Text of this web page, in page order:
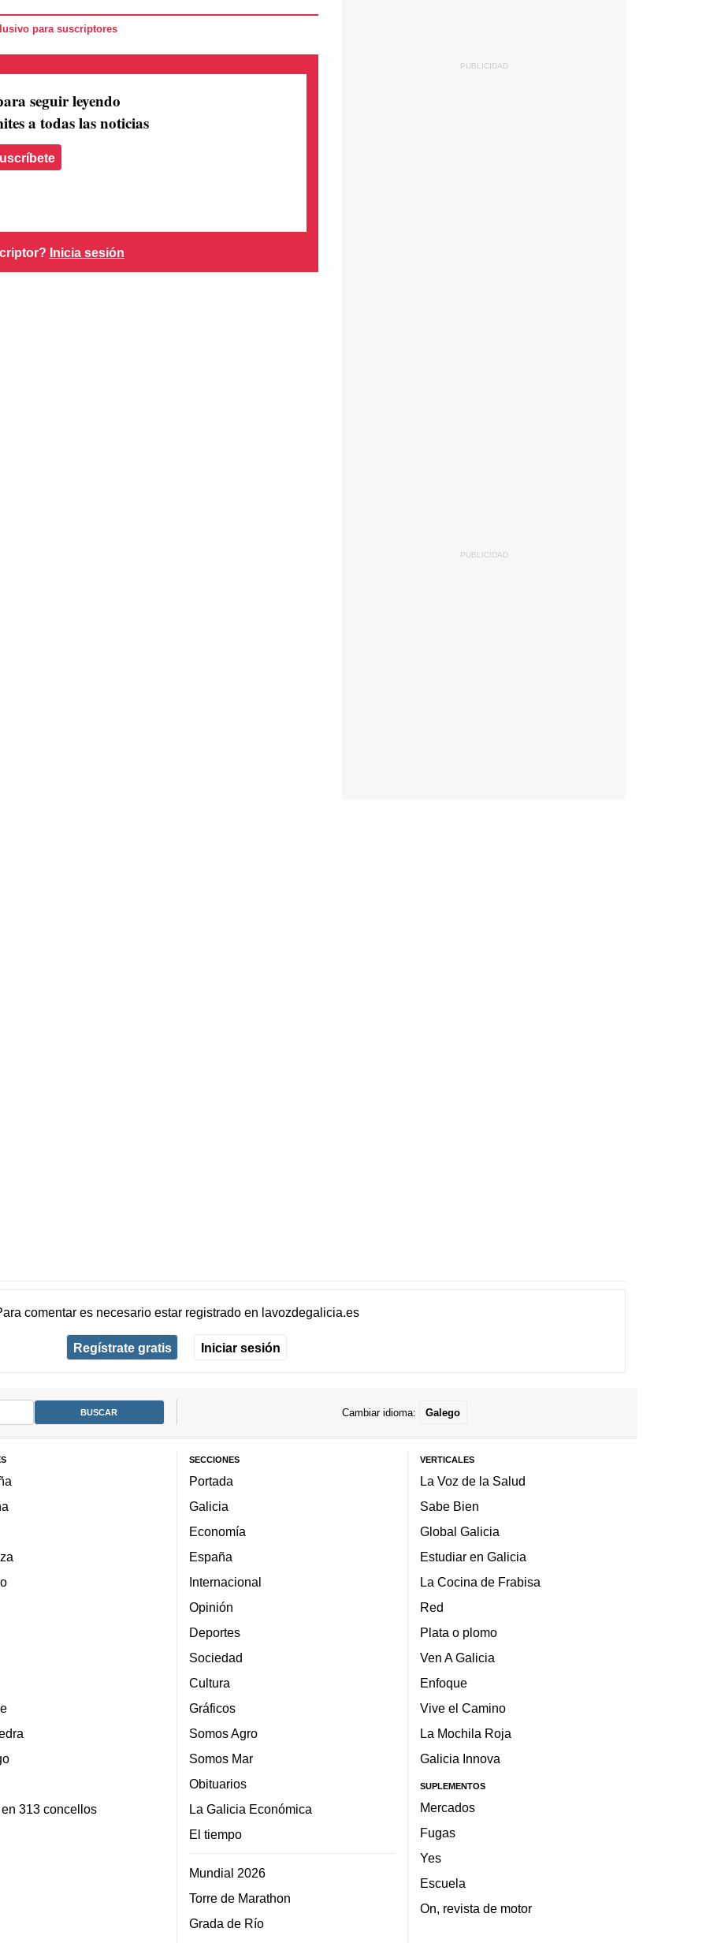
para suscriptores
seguir leyendo
a todas las noticias
Inicia sesión
comentar es necesario estar registradoen lavozdegalicia.es
Regístrate gratis Iniciar sesión
Cambiar idioma: Galego
313 concellos
SECCIONES
Portada
Galicia
Economía
España
Internacional
Opinión
Deportes
Sociedad
Cultura
Gráficos
Somos Agro
Somos Mar
Obituarios
La Galicia Económica
El tiempo
Mundial 2026
Torre de Marathon
Grada de Río
VERTICALES
La Voz de la Salud
Sabe Bien
Global Galicia
Estudiar en Galicia
La Cocina de Frabisa
Red
Plata o plomo
Ven A Galicia
Enfoque
Vive el Camino
La Mochila Roja
Galicia Innova
SUPLEMENTOS
Mercados
Fugas
Yes
Escuela
On, revista de motor